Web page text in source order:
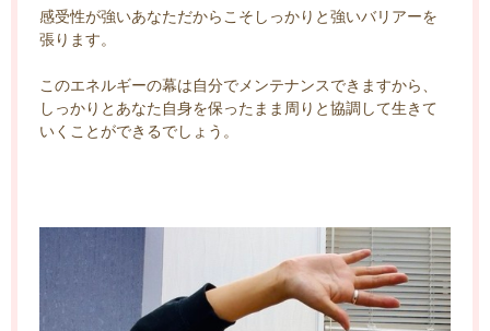
感受性が強いあなただからこそしっかりと強いバリアーを
張ります。
このエネルギーの幕は自分でメンテナンスできますから、
しっかりとあなた自身を保ったまま周りと協調して生きて
いくことができるでしょう。